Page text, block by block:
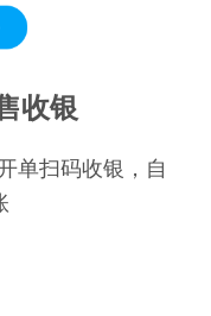
收银
单扫码收银，自